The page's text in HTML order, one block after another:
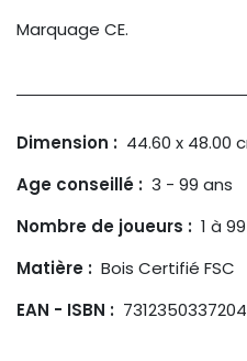
Marquage CE.
Dimension : 44.60 x 48.00
Age conseillé : 3 - 99 ans
Nombre de joueurs : 1 à
Matière : Bois Certifié FSC
EAN - ISBN : 7312350337204